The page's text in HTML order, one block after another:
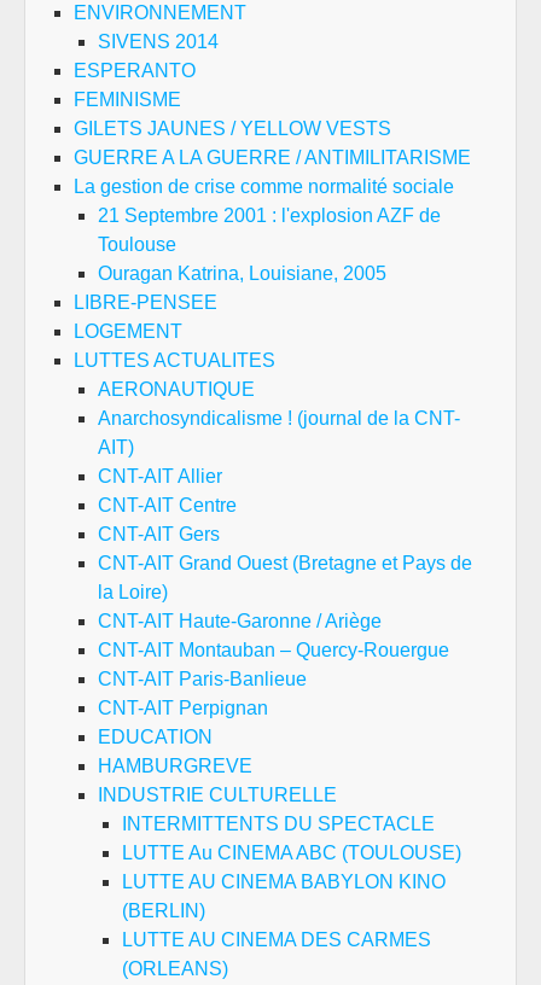
ENVIRONNEMENT
SIVENS 2014
ESPERANTO
FEMINISME
GILETS JAUNES / YELLOW VESTS
GUERRE A LA GUERRE / ANTIMILITARISME
La gestion de crise comme normalité sociale
21 Septembre 2001 : l'explosion AZF de
Toulouse
Ouragan Katrina, Louisiane, 2005
LIBRE-PENSEE
LOGEMENT
LUTTES ACTUALITES
AERONAUTIQUE
Anarchosyndicalisme ! (journal de la CNT-
AIT)
CNT-AIT Allier
CNT-AIT Centre
CNT-AIT Gers
CNT-AIT Grand Ouest (Bretagne et Pays de
la Loire)
CNT-AIT Haute-Garonne / Ariège
CNT-AIT Montauban – Quercy-Rouergue
CNT-AIT Paris-Banlieue
CNT-AIT Perpignan
EDUCATION
HAMBURGREVE
INDUSTRIE CULTURELLE
INTERMITTENTS DU SPECTACLE
LUTTE Au CINEMA ABC (TOULOUSE)
LUTTE AU CINEMA BABYLON KINO
(BERLIN)
LUTTE AU CINEMA DES CARMES
(ORLEANS)